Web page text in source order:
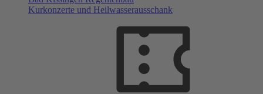
Kurkonzerte und Heilwasserausschank